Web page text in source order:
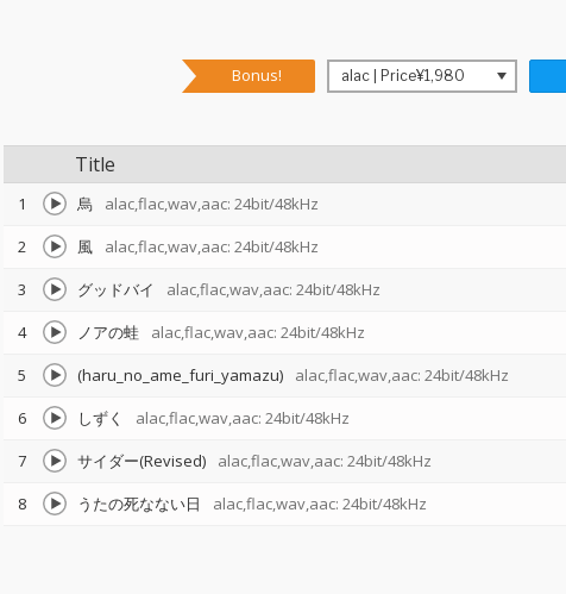
Bonus!
Title
1 烏 alac,flac,wav,aac: 24bit/48kHz
2
風 alac,flac,wav,aac: 24bit/48kHz
3
グッドバイ alac,flac,wav,aac: 24bit/48kHz
4
ノアの蛙 alac,flac,wav,aac: 24bit/48kHz
5
(haru_no_ame_furi_yamazu) alac,flac,wav,aac: 24bit/48kHz
6
しずく alac,flac,wav,aac: 24bit/48kHz
7
サイダー(Revised) alac,flac,wav,aac: 24bit/48kHz
8
うたの死なない日 alac,flac,wav,aac: 24bit/48kHz